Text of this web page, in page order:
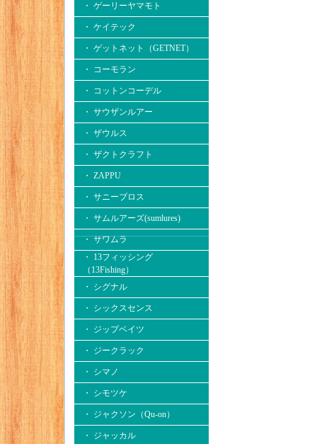
・ ゲーリーヤマモト
・ ケイテック
・ ゲットネット（GETNET）
・ コーモラン
・ コットンコーデル
・ サウザンルアー
・ ザウルス
・ ザクトクラフト
・ ZAPPU
・ サニーブロス
・ サムルアーズ(sumlures)
・ サワムラ
・ 13フィッシング
（13Fishing）
・ シグナル
・ シックスセンス
・ ジップベイツ
・ ジークラック
・ シマノ
・ シモツケ
・ ジャクソン（Qu-on）
・ ジャッカル